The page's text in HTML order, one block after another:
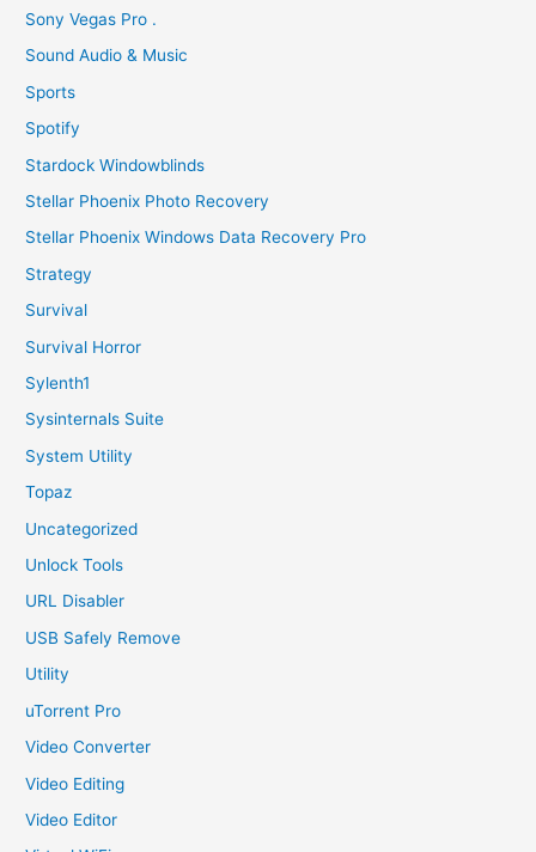
Sony Vegas Pro .
Sound Audio & Music
Sports
Spotify
Stardock Windowblinds
Stellar Phoenix Photo Recovery
Stellar Phoenix Windows Data Recovery Pro
Strategy
Survival
Survival Horror
Sylenth1
Sysinternals Suite
System Utility
Topaz
Uncategorized
Unlock Tools
URL Disabler
USB Safely Remove
Utility
uTorrent Pro
Video Converter
Video Editing
Video Editor